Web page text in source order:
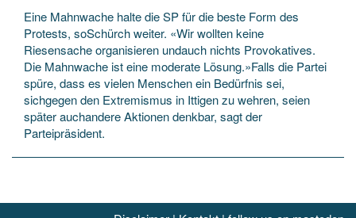
Eine Mahnwache halte die SP für die beste Form des
Protests, soSchürch weiter. «Wir wollten keine
Riesensache organisieren undauch nichts Provokatives.
Die Mahnwache ist eine moderate Lösung.»Falls die Partei
spüre, dass es vielen Menschen ein Bedürfnis sei,
sichgegen den Extremismus in Ittigen zu wehren, seien
später auchandere Aktionen denkbar, sagt der
Parteipräsident.